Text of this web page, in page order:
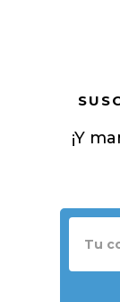
¡Y